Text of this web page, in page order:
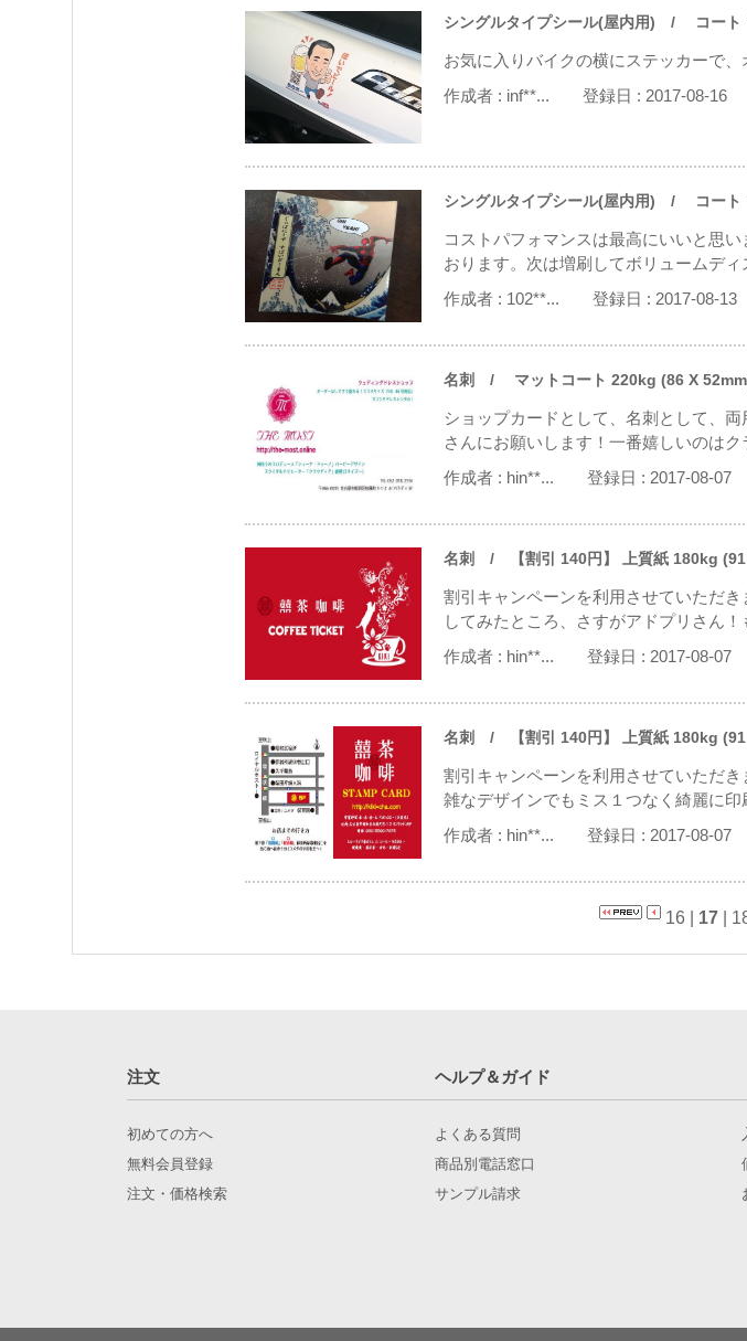
シングルタイプシール(屋内用) / コート
お気に入りバイクの横にステッカーで
作成者 : inf**... 登録日 : 2017-08-16
シングルタイプシール(屋内用) / コート
コストパフォマンスは最高にいいと思
おります。次は増刷してボリュームディ
作成者 : 102**... 登録日 : 2017-08-13
名刺 / マットコート 220kg (86 X
ショップカードとして、名刺として、
さんにお願いします！一番嬉しいのはク
作成者 : hin**... 登録日 : 2017-08-07
名刺 / 【割引 140円】 上質紙 180kg (91
割引キャンペーンを利用させていただ
してみたところ、さすがアドプリさん！
作成者 : hin**... 登録日 : 2017-08-07
名刺 / 【割引 140円】 上質紙 180kg (91
割引キャンペーンを利用させていただ
雑なデザインでもミス１つなく綺麗に印
作成者 : hin**... 登録日 : 2017-08-07
16 17
注文 ヘルプ＆ガイド
初めての方へ
無料会員登録
注文・価格検索
よくある質問
商品別電話窓口
サンプル請求